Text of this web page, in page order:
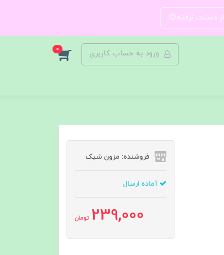
از دستت نرفته😍
ورود به حساب کاربری 0
فروشنده: مزون شیک
آماده ارسال
239,000 تومان